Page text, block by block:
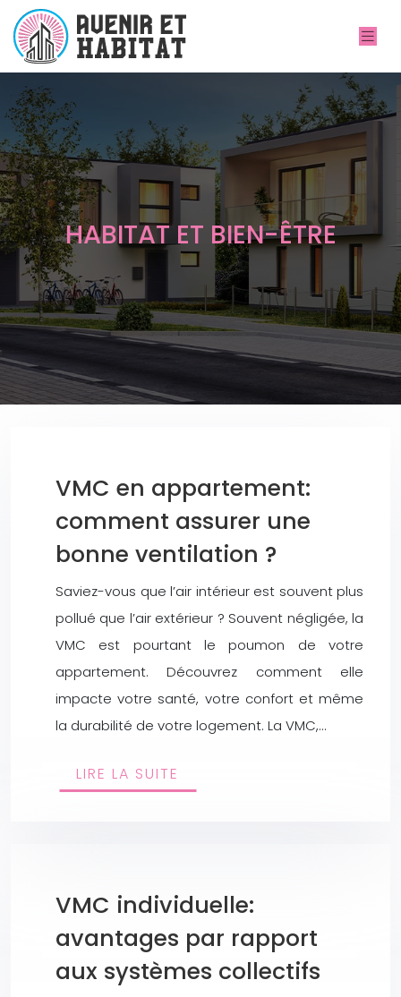
HABITAT ET BIEN-ÊTRE
VMC en appartement:
comment assurer une
bonne ventilation ?
Saviez-vous que l’air intérieur est souvent plus
pollué que l’air extérieur ? Souvent négligée, la
VMC est pourtant le poumon de votre
appartement. Découvrez comment elle
impacte votre santé, votre confort et même
la durabilité de votre logement. La VMC,…
LIRE LA SUITE
VMC individuelle:
avantages par rapport
aux systèmes collectifs